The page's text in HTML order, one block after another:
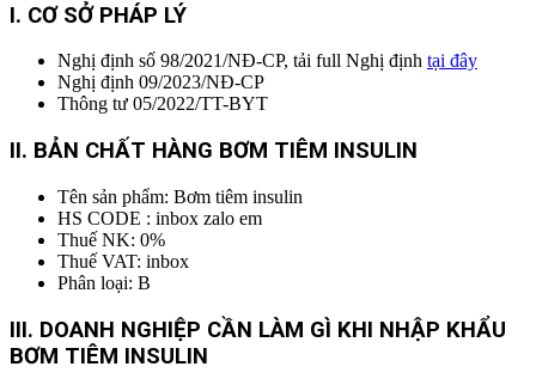
I. CƠ SỞ PHÁP LÝ
Nghị định số 98/2021/NĐ-CP, tải full Nghị định tại đây
Nghị định 09/2023/NĐ-CP
Thông tư 05/2022/TT-BYT
II. BẢN CHẤT HÀNG BƠM TIÊM INSULIN
Tên sản phẩm: Bơm tiêm insulin
HS CODE : inbox zalo em
Thuế NK: 0%
Thuế VAT: inbox
Phân loại: B
III. DOANH NGHIỆP CẦN LÀM GÌ KHI NHẬP KHẨU
BƠM TIÊM INSULIN